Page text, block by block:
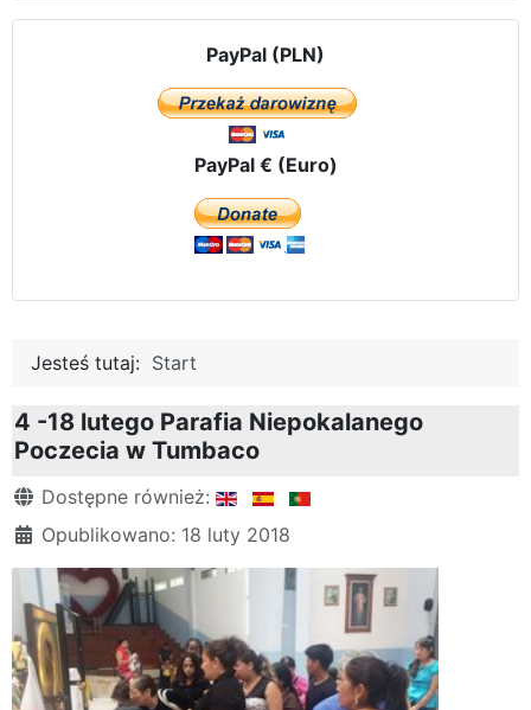
PayPal (PLN)
PayPal € (Euro)
Jesteś tutaj: Start
4 -18 lutego Parafia Niepokalanego
Poczecia w Tumbaco
Szczegóły
Dostępne również:
Opublikowano: 18 luty 2018